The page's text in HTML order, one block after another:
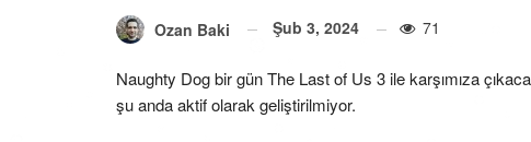
Ozan Baki Şub 3, 2024 71
Naughty Dog bir gün The Last of Us 3 ile karşımıza
şu anda aktif olarak geliştirilmiyor.